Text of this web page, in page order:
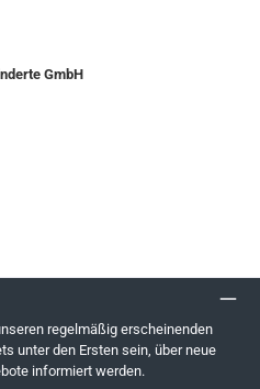
GmbH
regelmäßig erscheinenden
unter den Ersten sein, über neue
informiert werden.